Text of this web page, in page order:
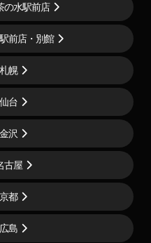
の水駅前店
前店・別館
幌
台
沢
古屋
都
島